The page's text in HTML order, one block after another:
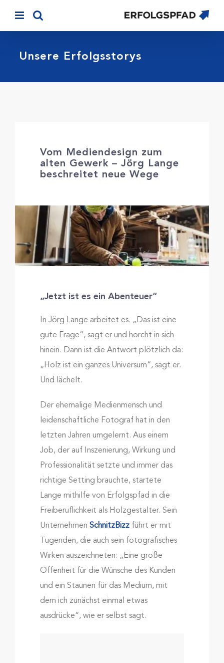
Unsere Erfolgsstorys
Vom Mediendesign zum
alten Gewerk – Jörg Lange
beschreitet neue Wege
„Jetzt ist es ein Abenteuer“
In Jörg Lange arbeitet es. „Das ist eine
gute Frage“, sagt er und horcht in sich
hinein. Dann ist die Antwort plötzlich da:
„Holz ist ein ganzes Universum“, sagt er.
Und lächelt.
Der ehemalige Medienmensch und
leidenschaftliche Fotograf hat in den
letzten Jahren umgelernt. Aus einem
Job, der auf Inszenierung, Wirkung und
Professionalität setzte und immer das
richtige Setting brauchte, startete
Lange mithilfe von Erfolgspfad in die
Freiberuflichkeit als Holzgestalter. Sein
Unternehmen SchnitzBizzführt er mit
Tugenden, die auch sein fotografisches
Wirken auszeichneten: „Eine große
Offenheit für die Wünsche des Kunden
und ein Staunen für das Medium, mit
dem ich zunächst einmal etwas
ausdrücke“, wie er selbst sagt.